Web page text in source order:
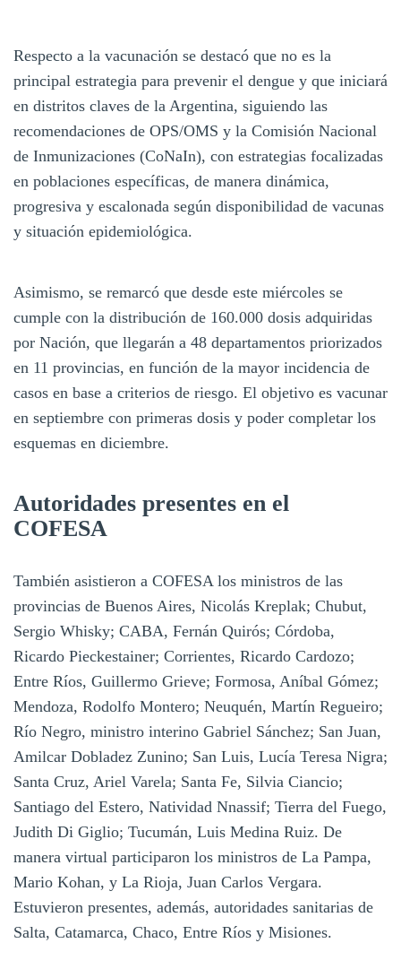
Respecto a la vacunación se destacó que no es la
principal estrategia para prevenir el dengue y que iniciará
en distritos claves de la Argentina, siguiendo las
recomendaciones de OPS/OMS y la Comisión Nacional
de Inmunizaciones (CoNaIn), con estrategias focalizadas
en poblaciones específicas, de manera dinámica,
progresiva y escalonada según disponibilidad de vacunas
y situación epidemiológica.
Asimismo, se remarcó que desde este miércoles se
cumple con la distribución de 160.000 dosis adquiridas
por Nación, que llegarán a 48 departamentos priorizados
en 11 provincias, en función de la mayor incidencia de
casos en base a criterios de riesgo. El objetivo es vacunar
en septiembre con primeras dosis y poder completar los
esquemas en diciembre.
Autoridades presentes en el
COFESA
También asistieron a COFESA los ministros de las
provincias de Buenos Aires, Nicolás Kreplak; Chubut,
Sergio Whisky; CABA, Fernán Quirós; Córdoba,
Ricardo Pieckestainer; Corrientes, Ricardo Cardozo;
Entre Ríos, Guillermo Grieve; Formosa, Aníbal Gómez;
Mendoza, Rodolfo Montero; Neuquén, Martín Regueiro;
Río Negro, ministro interino Gabriel Sánchez; San Juan,
Amilcar Dobladez Zunino; San Luis, Lucía Teresa Nigra;
Santa Cruz, Ariel Varela; Santa Fe, Silvia Ciancio;
Santiago del Estero, Natividad Nnassif; Tierra del Fuego,
Judith Di Giglio; Tucumán, Luis Medina Ruiz. De
manera virtual participaron los ministros de La Pampa,
Mario Kohan, y La Rioja, Juan Carlos Vergara.
Estuvieron presentes, además, autoridades sanitarias de
Salta, Catamarca, Chaco, Entre Ríos y Misiones.